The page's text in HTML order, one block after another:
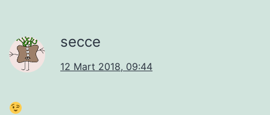
secce
12 Mart 2018, 09:44